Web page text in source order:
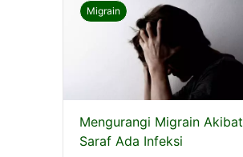
Migrain
Mengurangi Migrain Akibat
Saraf Ada Infeksi